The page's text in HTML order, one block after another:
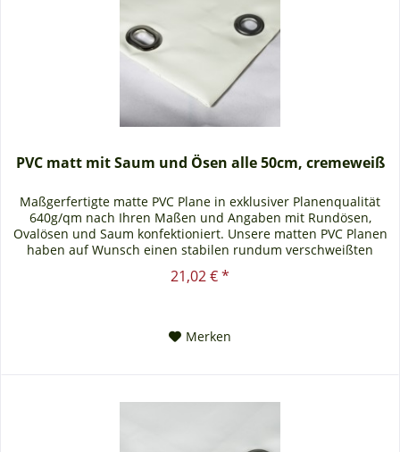
PVC matt mit Saum und Ösen alle 50cm, cremeweiß
Maßgerfertigte matte PVC Plane in exklusiver Planenqualität
640g/qm nach Ihren Maßen und Angaben mit Rundösen,
Ovalösen und Saum konfektioniert. Unsere matten PVC Planen
haben auf Wunsch einen stabilen rundum verschweißten
Saum in der...
21,02 € *
Merken